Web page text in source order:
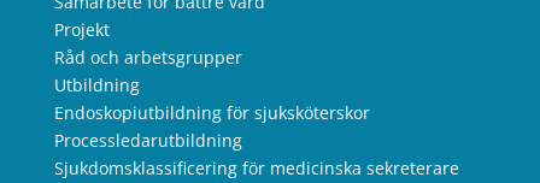
Projekt
Råd och arbetsgrupper
Utbildning
Endoskopiutbildning för sjuksköterskor
Processledarutbildning
Sjukdomsklassificering för medicinska sekreterare